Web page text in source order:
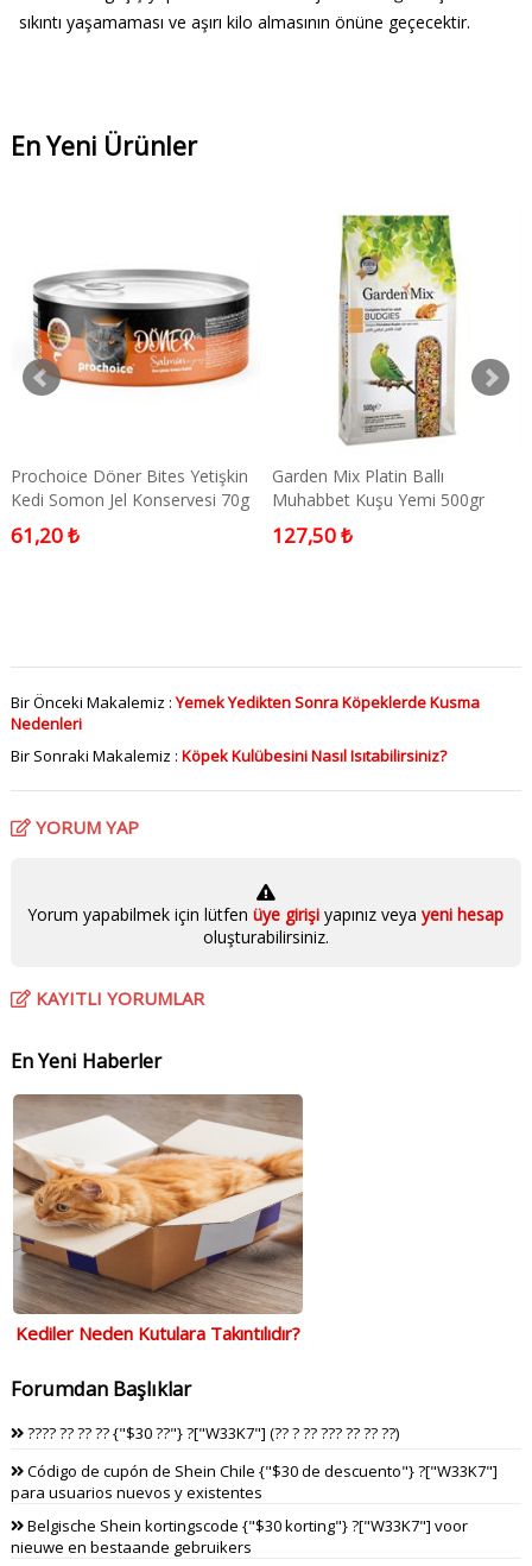
sıkıntı yaşamaması ve aşırı kilo almasının önüne geçecektir.
En Yeni Ürünler
Prochoice Döner Bites Yetişkin
Kedi Somon Jel Konservesi 70g
61,20 ₺
Garden Mix Platin Ballı
Muhabbet Kuşu Yemi 500gr
127,50 ₺
Bir Önceki Makalemiz :Yemek Yedikten Sonra Köpeklerde Kusma
Nedenleri
Bir Sonraki Makalemiz : Köpek Kulübesini Nasıl Isıtabilirsiniz?
YORUM YAP
Yorum yapabilmek için lütfenüye girişiyapınız veya yeni hesap
oluşturabilirsiniz.
KAYITLI YORUMLAR
En Yeni Haberler
Kediler Neden Kutulara Takıntılıdır?
Forumdan Başlıklar
???? ?? ?? ?? {"$30 ??"} ?["W33K7"] (?? ? ?? ??? ?? ?? ??)
Código de cupón de Shein Chile {"$30 de descuento"} ?["W33K7"]
para usuarios nuevos y existentes
Belgische Shein kortingscode {"$30 korting"} ?["W33K7"] voor
nieuwe en bestaande gebruikers